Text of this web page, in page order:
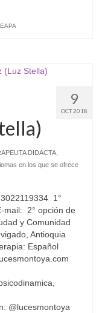
9
OCT 2018
DIDACTA
en los que se ofrece
1°
mail: 2° opción de
y Comunidad
Antioquia
Español
@lucesmontoya